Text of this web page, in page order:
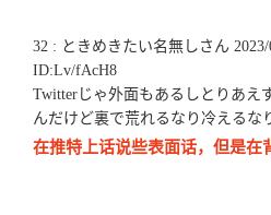
32 : ときめきたい名無しさん 2023/
ID:Lv/fAcH8
Twitterじゃ外面もあるしとりあえ
んだけど裏で荒れるなり冷えるな
在推特上话说些表面话，但是在